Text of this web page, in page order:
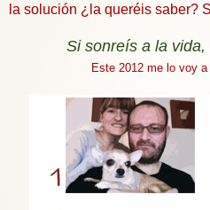
la solución ¿la queréis saber?
Si sonreís a la
Este 2012 me lo voy